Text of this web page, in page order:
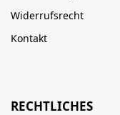
Widerrufsrecht
Kontakt
RECHTLICHES